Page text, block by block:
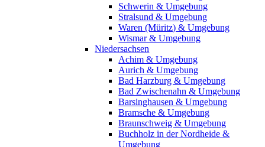
Schwerin & Umgebung
Stralsund & Umgebung
Waren (Müritz) & Umgebung
Wismar & Umgebung
Niedersachsen
Achim & Umgebung
Aurich & Umgebung
Bad Harzburg & Umgebung
Bad Zwischenahn & Umgebung
Barsinghausen & Umgebung
Bramsche & Umgebung
Braunschweig & Umgebung
Buchholz in der Nordheide &
Umgebung